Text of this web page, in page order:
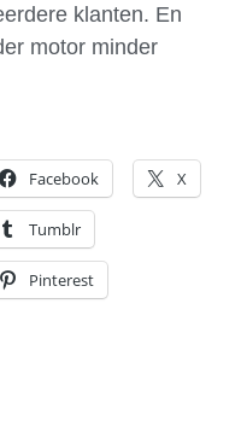
klanten. En
motor minder
Facebook X
Tumblr
Pinterest